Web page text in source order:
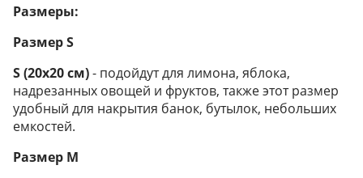
Размеры:
Размер S
S (20х20 см)- подойдут для лимона, яблока,
надрезанных овощей и фруктов, также этот размер
удобный для накрытия банок, бутылок, небольших
емкостей.
Размер М